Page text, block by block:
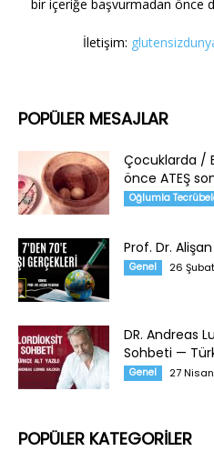
bir içeriğe başvurmadan önce
İletişim:
POPÜLER MESAJLAR
Çocuklarda /
önce ATEŞ
Oğlumla
Prof. Dr.
Genel 26
DR. Andreas
Sohbeti —
Genel 27
POPÜLER KATEGORİLER